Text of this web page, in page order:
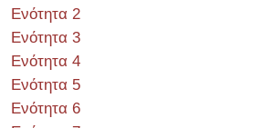
Ενότητα 2
Ενότητα 3
Ενότητα 4
Ενότητα 5
Ενότητα 6